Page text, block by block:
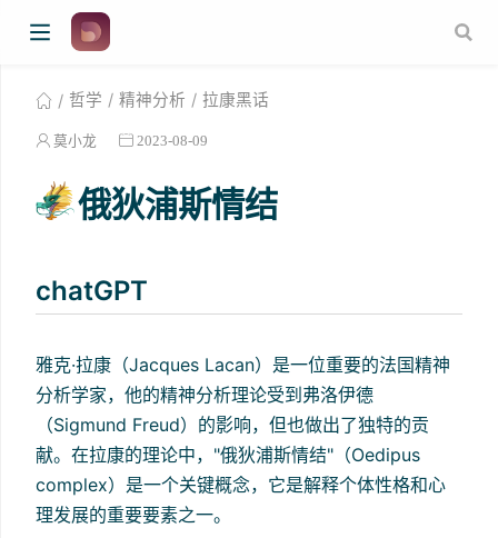
哲学 精神分析 拉康黑话
莫小龙 2023-08-09
俄狄浦斯情结
chatGPT
雅克·拉康（Jacques Lacan）是一位重要的法国精神
分析学家，他的精神分析理论受到弗洛伊德
（Sigmund Freud）的影响，但也做出了独特的贡
献。在拉康的理论中，"俄狄浦斯情结"（Oedipus
complex）是一个关键概念，它是解释个体性格和心
理发展的重要要素之一。